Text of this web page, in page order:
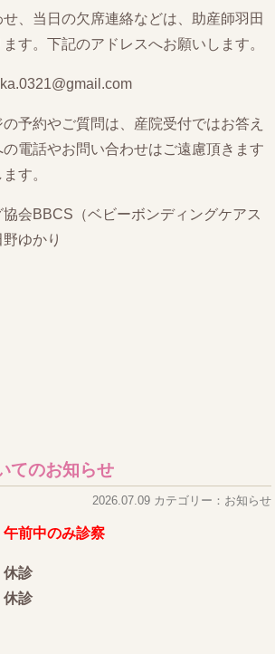
、当日の欠席連絡などは、助産師羽田
す。下記のアドレスへお願いします。
予約やご質問は、産院受付ではお答え
電話やお問い合わせはご遠慮頂きます
す。
会BBCS（ベビーボンディングケアス
ゆかり
てのお知らせ
2026.07.09 カテゴリー：お知らせ
午前中のみ診察
診
診